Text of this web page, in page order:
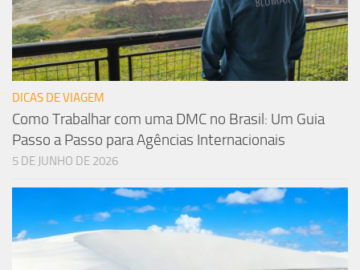
DICAS DE VIAGEM
Como Trabalhar com uma DMC no Brasil: Um Guia
Passo a Passo para Agências Internacionais
5 DE JUNHO DE 2026